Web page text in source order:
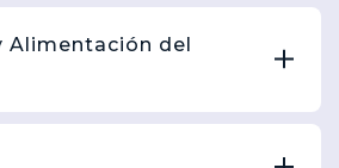
Alimentación del